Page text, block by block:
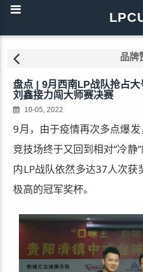
品牌
盘点 | 9月西南LP战队抢占
刘鑫接力闯大师赛决赛
10-05, 2022
9月，由于疫情再次多点爆
竞技场终于又回到相对“冷静
内LP战队依然多达37人次
极高的冠军奖杯。